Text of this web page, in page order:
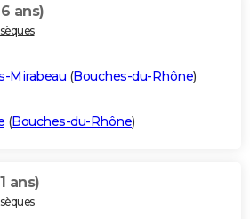
ans)
Mirabeau (Bouches-du-Rhône)
(Bouches-du-Rhône)
ans)